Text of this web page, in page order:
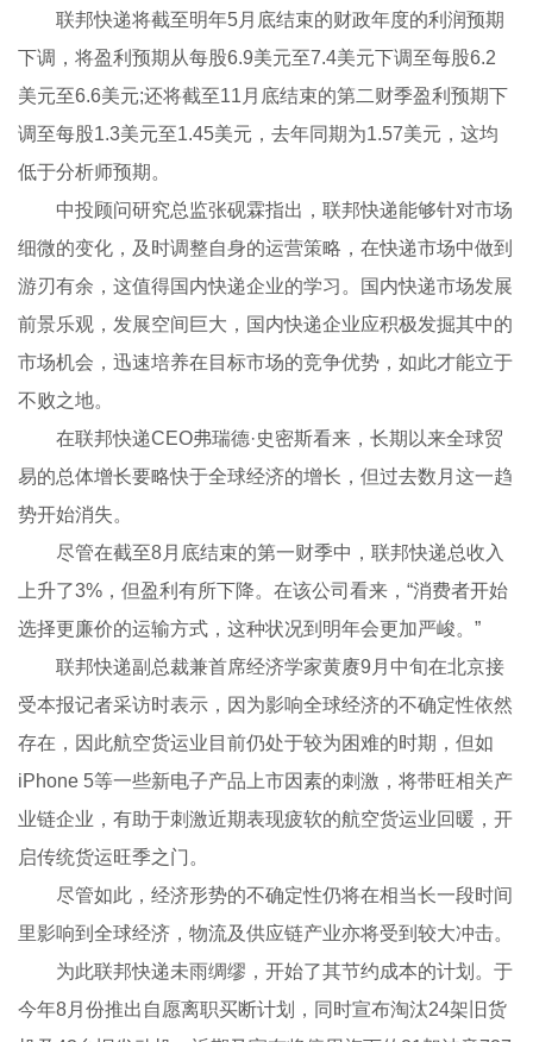
联邦快递将截至明年5月底结束的财政年度的利润预期
下调，将盈利预期从每股6.9美元至7.4美元下调至每股6.2
美元至6.6美元;还将截至11月底结束的第二财季盈利预期下
调至每股1.3美元至1.45美元，去年同期为1.57美元，这均
低于分析师预期。
中投顾问研究总监张砚霖指出，联邦快递能够针对市场
细微的变化，及时调整自身的运营策略，在快递市场中做到
游刃有余，这值得国内快递企业的学习。国内快递市场发展
前景乐观，发展空间巨大，国内快递企业应积极发掘其中的
市场机会，迅速培养在目标市场的竞争优势，如此才能立于
不败之地。
在联邦快递CEO弗瑞德·史密斯看来，长期以来全球贸
易的总体增长要略快于全球经济的增长，但过去数月这一趋
势开始消失。
尽管在截至8月底结束的第一财季中，联邦快递总收入
上升了3%，但盈利有所下降。在该公司看来，“消费者开始
选择更廉价的运输方式，这种状况到明年会更加严峻。”
联邦快递副总裁兼首席经济学家黄赓9月中旬在北京接
受本报记者采访时表示，因为影响全球经济的不确定性依然
存在，因此航空货运业目前仍处于较为困难的时期，但如
iPhone 5等一些新电子产品上市因素的刺激，将带旺相关产
业链企业，有助于刺激近期表现疲软的航空货运业回暖，开
启传统货运旺季之门。
尽管如此，经济形势的不确定性仍将在相当长一段时间
里影响到全球经济，物流及供应链产业亦将受到较大冲击。
为此联邦快递未雨绸缪，开始了其节约成本的计划。于
今年8月份推出自愿离职买断计划，同时宣布淘汰24架旧货